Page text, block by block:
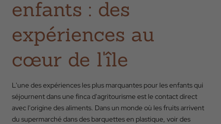
Occupation
Code Promo
RESERVER
enfants : des
expériences au
cœur de l'île
L'une des expériences les plus marquantes pour les enfants qui
séjournent dans une finca d'agritourisme est le contact direct
avec l'origine des aliments. Dans un monde où les fruits arrivent
du supermarché dans des barquettes en plastique, voir des